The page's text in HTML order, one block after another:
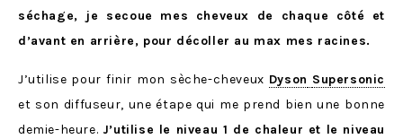
séchage, je secoue mes cheveux de chaque côté et
d’avant en arrière, pour décoller au max mes racines.
J’utilise pour finir mon sèche-cheveux Dyson Supersonic
et son diffuseur, une étape qui me prend bien une bonne
demie-heure. J’utilise le niveau 1 de chaleur et le niveau